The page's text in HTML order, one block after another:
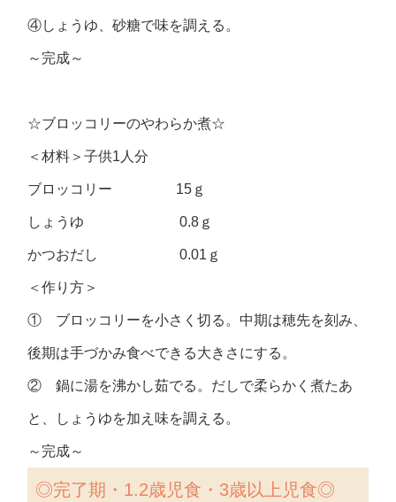
④しょうゆ、砂糖で味を調える。
～完成～
☆ブロッコリーのやわらか煮☆
＜材料＞子供1人分
ブロッコリー 15ｇ
しょうゆ 0.8ｇ
かつおだし 0.01ｇ
＜作り方＞
① ブロッコリーを小さく切る。中期は穂先を刻み、
後期は手づかみ食べできる大きさにする。
② 鍋に湯を沸かし茹でる。だしで柔らかく煮たあ
と、しょうゆを加え味を調える。
～完成～
◎完了期・1.2歳児食・3歳以上児食◎